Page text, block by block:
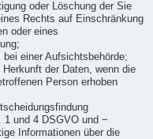
oder Löschung der Sie
Rechts auf Einschränkung
oder eines
einer Aufsichtsbehörde;
der Daten, wenn die
Person erhoben
und 4 DSGVO und −
Informationen über die